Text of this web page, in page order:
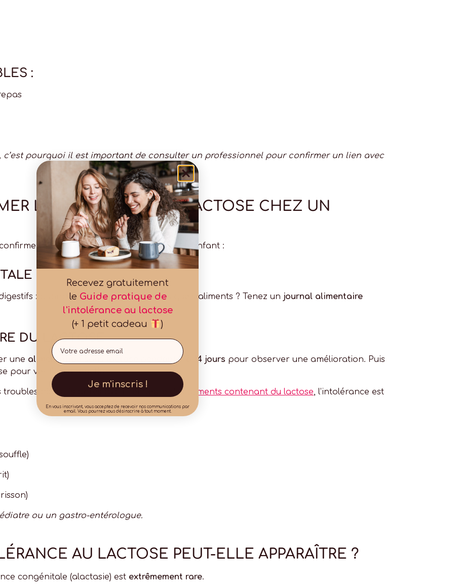
:
c’est pourquoi il est important de consulter un professionnel pour confirmer un lien avec
L’INTOLÉRANCE AU LACTOSE CHEZ UN
une intolérance au lactosechez un enfant :
: quand apparaissent-ils ? Après quels aliments ? Tenez un journal alimentaire
DU LACTOSE
une alimentation sans lactose pendant 7 à 14 jours pour observer une amélioration. Puis
pour vérifier la réaction.
troubles digestifs après avoir réintégré des aliments contenant du lactose, l’intolérance est
ou un gastro-entérologue.
AU LACTOSE PEUT-ELLE APPARAÎTRE ?
congénitale (alactasie) est extrêmement rare.
Recevez gratuitement
le Guide pratique de
l'intolérance au lactose
(+ 1 petit cadeau
)
Email
Je m'inscris !
En vous inscrivant, vous acceptez de recevoir nos communications par
email. Vous pourrez vous désinscrire à tout moment.